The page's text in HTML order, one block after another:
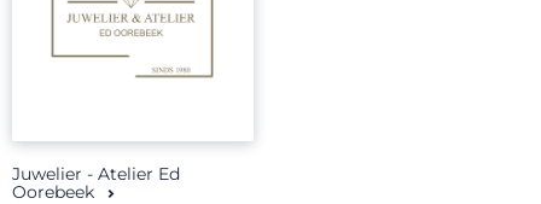
Juwelier - Atelier Ed
Oorebeek